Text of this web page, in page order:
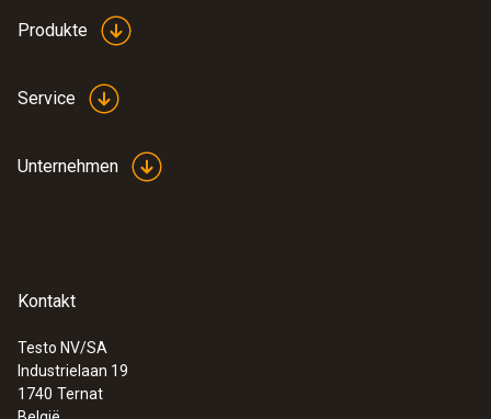
Produkte
Service
Unternehmen
Kontakt
Testo NV/SA
Industrielaan 19
1740 Ternat